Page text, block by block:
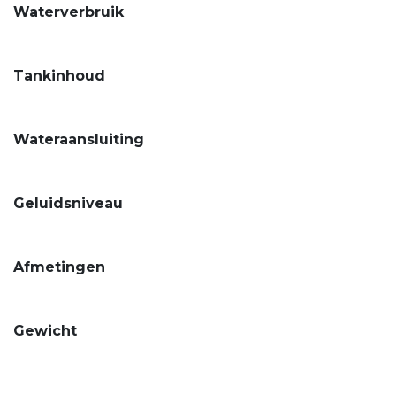
Waterverbruik
Tankinhoud
Wateraansluiting
Geluidsniveau
Afmetingen
Gewicht